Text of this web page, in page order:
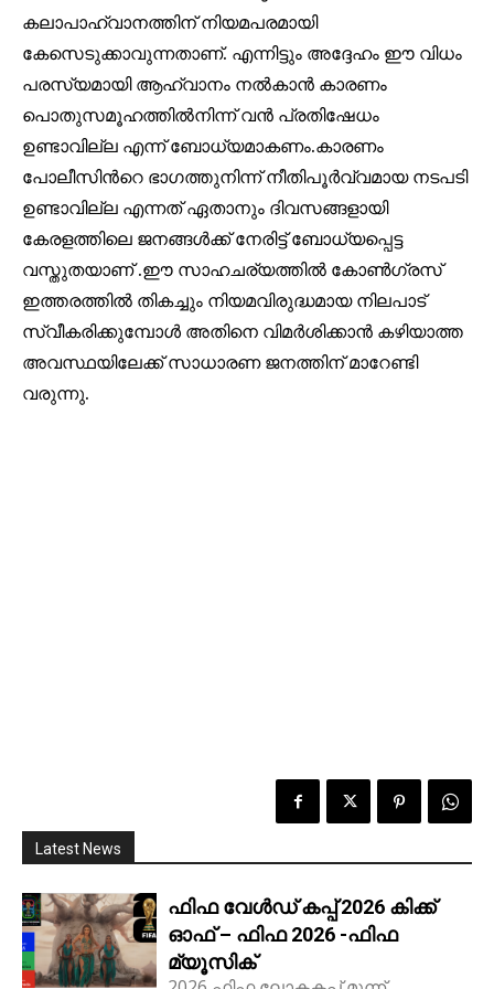
Followers Followers
കലാപാഹ്വാനത്തിന് നിയമപരമായി
കേസെടുക്കാവുന്നതാണ്. എന്നിട്ടും അദ്ദേഹം ഈ വിധം
പരസ്യമായി ആഹ്വാനം നൽകാൻ കാരണം
പൊതുസമൂഹത്തിൽനിന്ന് വൻ പ്രതിഷേധം
ഉണ്ടാവില്ല എന്ന് ബോധ്യമാകണം.കാരണം
പോലീസിൻറെ ഭാഗത്തുനിന്ന് നീതിപൂർവ്വമായ നടപടി
ഉണ്ടാവില്ല എന്നത് ഏതാനും ദിവസങ്ങളായി
കേരളത്തിലെ ജനങ്ങൾക്ക് നേരിട്ട് ബോധ്യപ്പെട്ട
വസ്തുതയാണ് .ഈ സാഹചര്യത്തിൽ കോൺഗ്രസ്
ഇത്തരത്തിൽ തികച്ചും നിയമവിരുദ്ധമായ നിലപാട്
സ്വീകരിക്കുമ്പോൾ അതിനെ വിമർശിക്കാൻ കഴിയാത്ത
അവസ്ഥയിലേക്ക് സാധാരണ ജനത്തിന് മാറേണ്ടി
വരുന്നു.
Latest News
ഫിഫ വേൾഡ് കപ്പ് 2026 കിക്ക്‌
ഓഫ് – ഫിഫ 2026 -ഫിഫ
മ്യൂസിക്